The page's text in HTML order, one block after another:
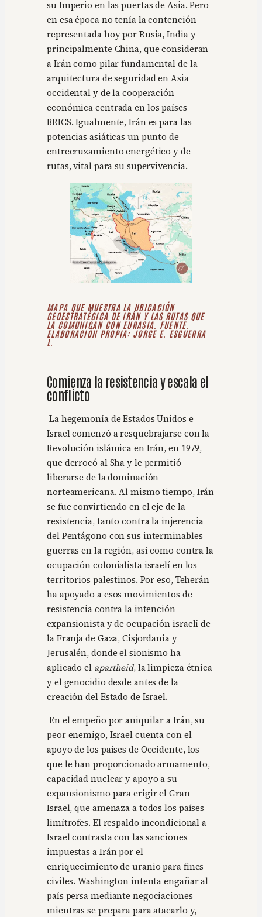
su Imperio en las puertas de Asia. Pero
en esa época no tenía la contención
representada hoy por Rusia, India y
principalmente China, que consideran
a Irán como pilar fundamental de la
arquitectura de seguridad en Asia
occidental y de la cooperación
económica centrada en los países
BRICS. Igualmente, Irán es para las
potencias asiáticas un punto de
entrecruzamiento energético y de
rutas, vital para su supervivencia.
MAPA QUE MUESTRA LA UBICACIÓN
GEOESTRATÉGICA DE IRÁN Y LAS RUTAS QUE
LA COMUNICAN CON EURASIA. FUENTE.
ELABORACIÓN PROPIA: JORGE E. ESGUERRA
L.
Comienza la resistencia y escala el
conflicto
La hegemonía de Estados Unidos e
Israel comenzó a resquebrajarse con la
Revolución islámica en Irán, en 1979,
que derrocó al Sha y le permitió
liberarse de la dominación
norteamericana. Al mismo tiempo, Irán
se fue convirtiendo en el eje de la
resistencia, tanto contra la injerencia
del Pentágono con sus interminables
guerras en la región, así como contra la
ocupación colonialista israelí en los
territorios palestinos. Por eso, Teherán
ha apoyado a esos movimientos de
resistencia contra la intención
expansionista y de ocupación israelí de
la Franja de Gaza, Cisjordania y
Jerusalén, donde el sionismo ha
aplicado el apartheid, la limpieza étnica
y el genocidio desde antes de la
creación del Estado de Israel.
En el empeño por aniquilar a Irán, su
peor enemigo, Israel cuenta con el
apoyo de los países de Occidente, los
que le han proporcionado armamento,
capacidad nuclear y apoyo a su
expansionismo para erigir el Gran
Israel, que amenaza a todos los países
limítrofes. El respaldo incondicional a
Israel contrasta con las sanciones
impuestas a Irán por el
enriquecimiento de uranio para fines
civiles. Washington intenta engañar al
país persa mediante negociaciones
mientras se prepara para atacarlo y,